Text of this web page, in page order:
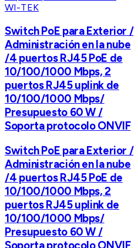
WI-TEK
Switch PoE para Exterior /
Administración en la nube
/4 puertos RJ45 PoE de
10/100/1000 Mbps, 2
puertos RJ45 uplink de
10/100/1000 Mbps/
Presupuesto 60 W /
Soporta protocolo ONVIF
Switch PoE para Exterior /
Administración en la nube
/4 puertos RJ45 PoE de
10/100/1000 Mbps, 2
puertos RJ45 uplink de
10/100/1000 Mbps/
Presupuesto 60 W /
Soporta protocolo ONVIF